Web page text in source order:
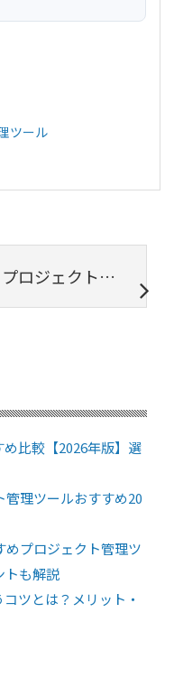
ツール
プロジェクト管理のシステム化で高収益モデルの企業体質へ
比較【2026年版】選
管理ツールおすすめ20
めプロジェクト管理ツ
トも解説
ツとは？メリット・